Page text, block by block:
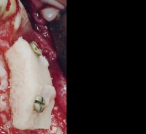
J 2011; 5: 71-78.